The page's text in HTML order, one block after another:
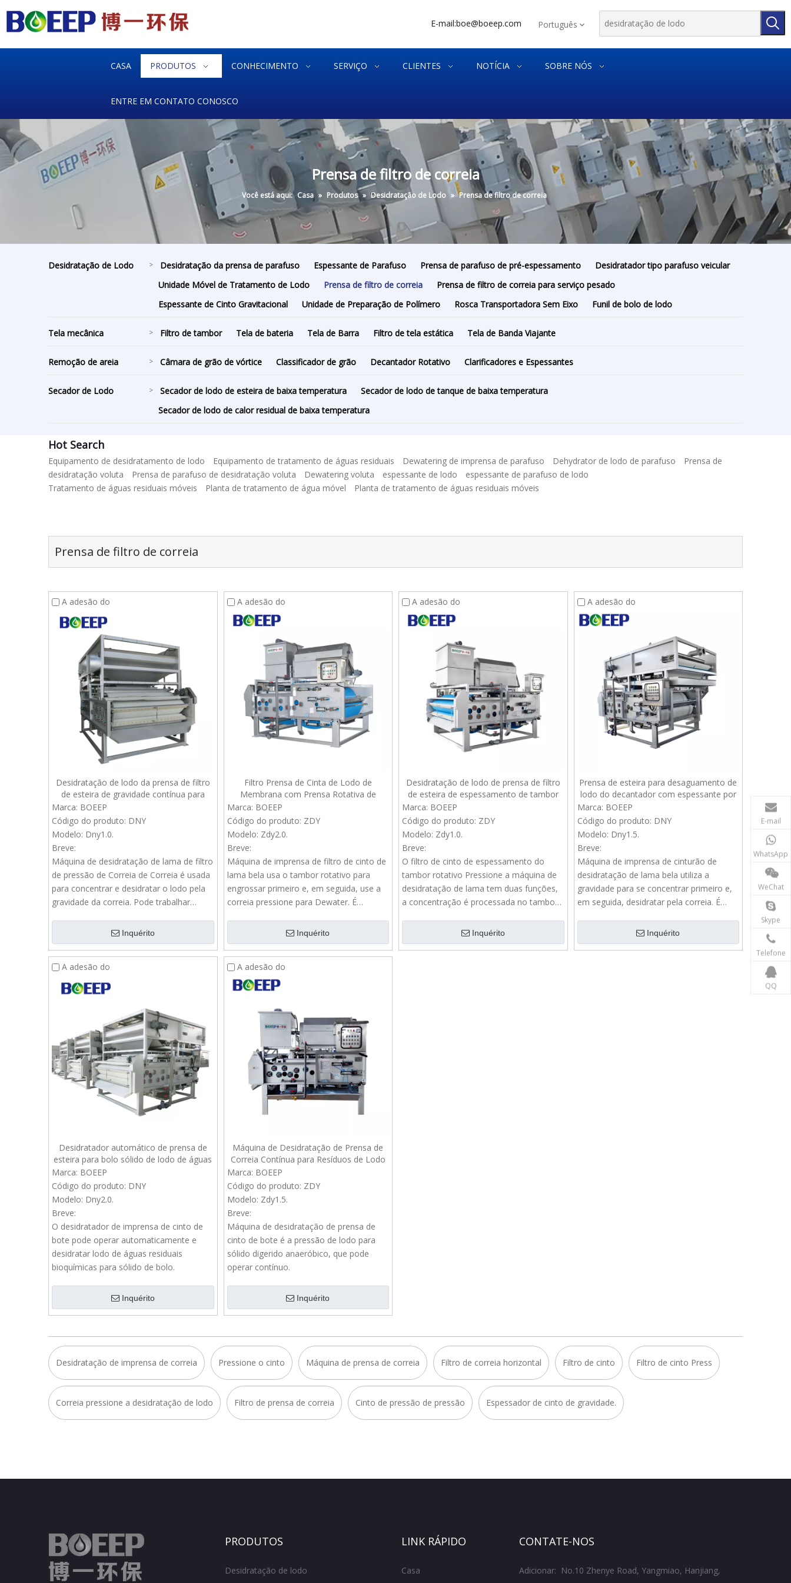
E-mail:boe@boeep.com Português
CASA PRODUTOS CONHECIMENTO SERVIÇO CLIENTES NOTÍCIA SOBRE NÓS
ENTRE EM CONTATO CONOSCO
Prensa de filtro de correia
Você está aqui: Casa » Produtos » Desidratação de Lodo » Prensa de filtro de correia
Desidratação de Lodo > Desidratação da prensa de parafuso Espessante de Parafuso Prensa de parafuso de pré-espessamento
Desidratador tipo parafuso veicular
Unidade Móvel de Tratamento de Lodo
Prensa de filtro de correia
Prensa de filtro de correia para serviço pesado
Espessante de Cinto Gravitacional
Unidade de Preparação de Polímero Rosca Transportadora Sem Eixo Funil de bolo de lodo
Tela mecânica > Filtro de tambor Tela de bateria Tela de Barra Filtro de tela estática Tela de Banda Viajante
Remoção de areia > Câmara de grão de vórtice Classificador de grão Decantador Rotativo Clarificadores e Espessantes
Secador de Lodo > Secador de lodo de esteira de baixa temperatura
Secador de lodo de tanque de baixa temperatura
Secador de lodo de calor residual de baixa temperatura
Hot Search
Equipamento de desidratamento de lodo Equipamento de tratamento de águas residuais Dewatering de imprensa de parafuso Dehydrator de lodo de parafuso
Prensa de
desidratação voluta
Prensa de parafuso de desidratação voluta Dewatering voluta espessante de lodo
espessante de parafuso de lodo
Tratamento de águas residuais móveis
Planta de tratamento de água móvel Planta de tratamento de águas residuais móveis
Prensa de filtro de correia
A adesão do
Desidratação de lodo da prensa de filtro
de esteira de gravidade contínua para
estação de tratamento de água de
esgoto
Marca: BOEEP
Código do produto: DNY
Modelo: Dny1.0.
Breve:
Máquina de desidratação de lama de filtro
de pressão de Correia de Correia é usada
para concentrar e desidratar o lodo pela
gravidade da correia. Pode trabalhar
planta de água de esgoto.
Inquérito
A adesão do
Filtro Prensa de Cinta de Lodo de
Membrana com Prensa Rotativa de
Espessamento para Efluentes Industriais
Marca: BOEEP
Código do produto: ZDY
Modelo: Zdy2.0.
Breve:
Máquina de imprensa de filtro de cinto de
lama bela usa o tambor rotativo para
engrossar primeiro e, em seguida, use a
correia pressione para Dewater. É
processo de tratamento de efluentes
industriais.
Inquérito
A adesão do
Desidratação de lodo de prensa de filtro
de esteira de espessamento de tambor
rotativo para tratamento de esgoto
urbano
Marca: BOEEP
Código do produto: ZDY
Modelo: Zdy1.0.
Breve:
O filtro de cinto de espessamento do
tambor rotativo Pressione a máquina de
desidratação de lama tem duas funções,
a concentração é processada no tambor
parte da pressão do filtro da correia.
Muitas vezes é usado em tratamento de
Inquérito
A adesão do
Prensa de esteira para desaguamento de
lodo do decantador com espessante por
gravidade para esgoto municipal
Marca: BOEEP
Código do produto: DNY
Modelo: Dny1.5.
Breve:
Máquina de imprensa de cinturão de
desidratação de lama bela utiliza a
gravidade para se concentrar primeiro e,
em seguida, desidratar pela correia. É
processo de tratamento de esgoto
municipal.
Inquérito
A adesão do
Desidratador automático de prensa de
esteira para bolo sólido de lodo de águas
residuais bioquímicas
Marca: BOEEP
Código do produto: DNY
Modelo: Dny2.0.
Breve:
O desidratador de imprensa de cinto de
bote pode operar automaticamente e
desidratar lodo de águas residuais
bioquímicas para sólido de bolo.
Inquérito
A adesão do
Máquina de Desidratação de Prensa de
Correia Contínua para Resíduos de Lodo
Digerido Anaeróbio
Marca: BOEEP
Código do produto: ZDY
Modelo: Zdy1.5.
Breve:
Máquina de desidratação de prensa de
cinto de bote é a pressão de lodo para
sólido digerido anaeróbico, que pode
operar contínuo.
Inquérito
Desidratação de imprensa de correia Pressione o cinto Máquina de prensa de correia Filtro de correia horizontal Filtro de cinto Filtro de cinto Press
Correia pressione a desidratação de lodo Filtro de prensa de correia Cinto de pressão de pressão Espessador de cinto de gravidade.
PRODUTOS
Desidratação de lodo
E-mail
WhatsApp
WeChat
Skype
Telefone
QQ
LINK RÁPIDO
Casa
CONTATE-NOS
Adicionar: No.10 Zhenye Road, Yangmiao, Hanjiang,